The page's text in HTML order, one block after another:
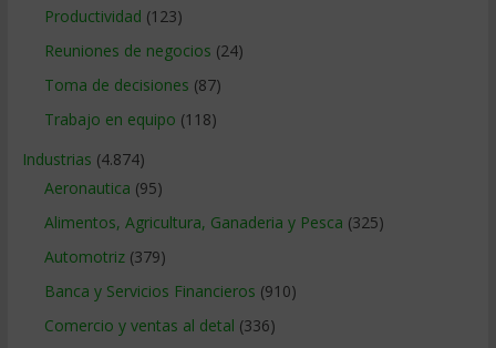
Productividad (123)
Reuniones de negocios (24)
Toma de decisiones (87)
Trabajo en equipo (118)
Industrias (4.874)
Aeronautica (95)
Alimentos, Agricultura, Ganaderia y Pesca (325)
Automotriz(379)
Banca y Servicios Financieros (910)
Comercio y ventas al detal (336)